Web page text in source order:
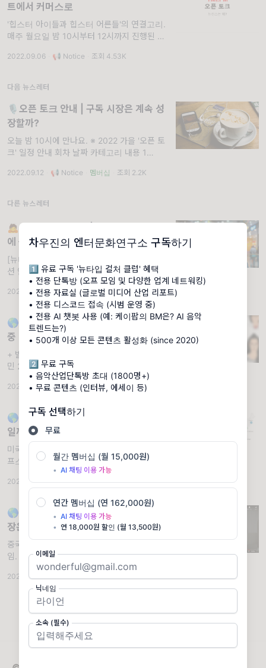
차우진의 엔터문화연구소 구독하기
1️⃣ 유료 구독 '뉴타입 컬처 클럽' 혜택
• 전용 단톡방 (오프 모임 및 다양한 업계 네트워킹)
• 전용 자료실 (글로벌 미디어 산업 리포트)
• 전용 디스코드 접속 (시범 운영 중)
• 전용 AI 챗봇 사용 (예: 케이팝의 BM은? AI 음악
트렌드는?)
• 500개 이상 모든 콘텐츠 활성화 (since 2020)
2️⃣ 무료 구독
• 음악산업단톡방 초대 (1800명+)
• 무료 콘텐츠 (인터뷰, 에세이 등)
구독 선택하기
무료
월간 멤버십 (월 15,000원)
• AI 채팅 이용 가능
연간 멤버십 (연 162,000원)
• AI 채팅 이용 가능
• 연 18,000원 할인 (월 13,500원)
이메일
닉네임
소속 (필수)
트에서 커머스로
'힙스터 아이들과 힙스터 어른들'의 연결고리.
매주 월요일 밤 10시부터 12시까지 진행된 오
제는 '뉴진스'였고요, 30명이 모였습니다. 자기
2022.09.06 📢 Notice 조회 4.53K
다음 뉴스레터
🎙오픈 토크 안내 | 구독 시장은 계속 성
장할까?
오늘 밤 10시에 만나요. ※ 2022 가을 '오픈 토
크' 일정 안내 회차 날짜 카테고리 내용 1
까? (feat. 팝업스토어) 2 09.12. 멤버십 총회
2022.09.12 📢 Notice 멤버십 조회 2.2K
다른 뉴스레터
🙇 8월 세션 재공지 | 중국 Z세대는 무엇
에 꽂히고, 어디에 돈을 쓸까?
[뉴타입 컬쳐 클럽] 8월 모임 취소 및 대체 세
션 안내. 유료 멤버십 [뉴타입 컬처 클럽]은 매
달 마지막 주에 게스트를 초대해 온라인 세션을
진행합니다. 원래 진행하려던 8월 세션이 운영
상의 문제로 취소되었기 때문에, 이번에는 게스
트
2025.08.26 · 📢 Notice · 멤버십 · 조회 3.76K
🌎LA에서는 'K-POP 생일 카페'가 유행
중
+ 빌보드 차이나, 소니뮤직, 샌프란시스코의 이
민 2세대의 라이프스타일에 대하여. 1. 빌보드
차이나, 텐센트 뮤직 엔터테인먼트 그룹과 파트
너십 | 빌보드닷컴 SUBJECT: 빌보드는 8월
텐센트 뮤직 엔터테인먼
2022.09.02 · 📊 Research · 조회 3.52K
🌎Z세대가 가장 많은 미국 도시는 어디
일까?
미국 Z세대 스터디 | 미국 도시, 팝 컬쳐, 라이
프스타일 그리고 한국의 Z세대. 📀음악/콘텐
츠 산업의 글로벌 트렌드를 주요 키워드로 정리
합니다.🌏 1. Z세대를 위한 최고의 미국 도시
는? 중서부 도시들을 주목하세요 |
commercialcafe(06.29) [
2023.07.04 · 📊 Research · 조회 3.2K
🌎트렌드 | 코로나 이후의 중국 음악 시
장은?
중국의 경제 전망 및 텐센트 뮤직, 틱톡의 움직
임. 📀음악/콘텐츠 산업의 글로벌 트렌드를 정
리합니다.🌏 1. 2023년 중국 경제 전망 |
KOTRA (2023.01.02) SUMMARY 전망 1. 서
비스 소비 중심으로 전체 소매판
2023.01.13 · 📊 Research · 조회 3.48K